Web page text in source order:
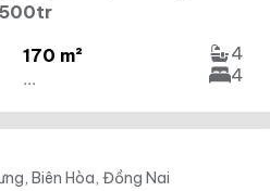
500tr
170 m²
...
4
4
Biên Hòa, Đồng Nai